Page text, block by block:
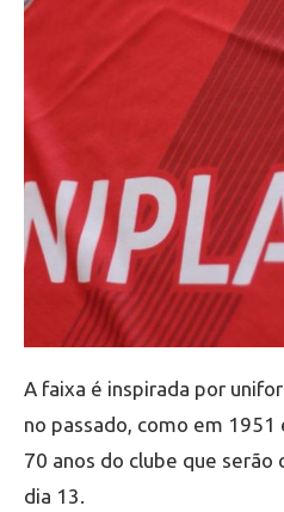
A faixa é inspirada por
no passado, como em
70 anos do clube que
dia 13.